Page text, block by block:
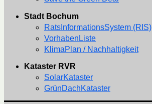
Stadt Bochum
RatsInformationsSystem (RIS)
VorhabenListe
KlimaPlan / Nachhaltigkeit
Kataster RVR
SolarKataster
GrünDachKataster